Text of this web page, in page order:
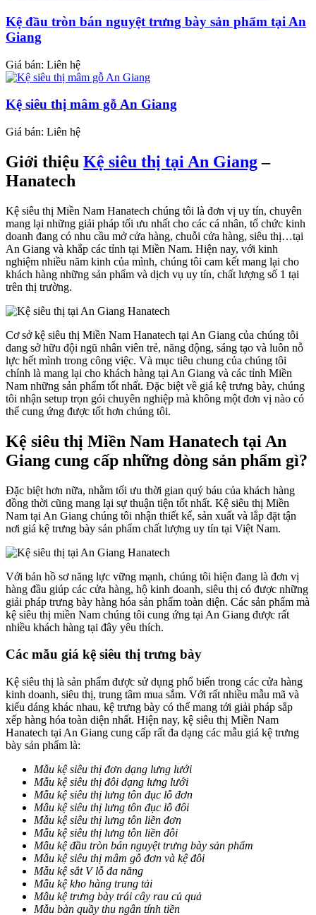
Kệ đầu tròn bán nguyệt trưng bày sản phẩm tại An
Giang
Giá bán: Liên hệ
Kệ siêu thị mâm gỗ An Giang
Giá bán: Liên hệ
Giới thiệu Kệ siêu thị tại An Giang–
Hanatech
Kệ siêu thị Miền Nam Hanatech chúng tôi là đơn vị uy tín, chuyên
mang lại những giải pháp tối ưu nhất cho các cá nhân, tổ chức kinh
doanh đang có nhu cầu mở cửa hàng, chuỗi cửa hàng, siêu thị…tại
An Giang và khắp các tỉnh tại Miền Nam. Hiện nay, với kinh
nghiệm nhiều năm kinh của mình, chúng tôi cam kết mang lại cho
khách hàng những sản phẩm và dịch vụ uy tín, chất lượng số 1 tại
trên thị trường.
Cơ sở kệ siêu thị Miền Nam Hanatech tại An Giang của chúng tôi
đang sở hữu đội ngũ nhân viên trẻ, năng động, sáng tạo và luôn nỗ
lực hết mình trong công việc. Và mục tiêu chung của chúng tôi
chính là mang lại cho khách hàng tại An Giang và các tỉnh Miền
Nam những sản phẩm tốt nhất. Đặc biệt về giá kệ trưng bày, chúng
tôi nhận setup trọn gói chuyên nghiệp mà không một đơn vị nào có
thể cung ứng được tốt hơn chúng tôi.
Kệ siêu thị Miền Nam Hanatech tại An
Giang cung cấp những dòng sản phẩm gì?
Đặc biệt hơn nữa, nhằm tối ưu thời gian quý báu của khách hàng
đồng thời cũng mang lại sự thuận tiện tốt nhất. Kệ siêu thị Miền
Nam tại An Giang chúng tôi nhận thiết kế, sản xuất và lắp đặt tận
nơi giá kệ trưng bày sản phẩm chất lượng uy tín tại Việt Nam.
Với bản hồ sơ năng lực vững mạnh, chúng tôi hiện đang là đơn vị
hàng đầu giúp các cửa hàng, hộ kinh doanh, siêu thị có được những
giải pháp trưng bày hàng hóa sản phẩm toàn diện. Các sản phẩm mà
kệ siêu thị miền Nam chúng tôi cung ứng tại An Giang được rất
nhiều khách hàng tại đây yêu thích.
Các mẫu giá kệ siêu thị trưng bày
Kệ siêu thị là sản phẩm được sử dụng phổ biến trong các cửa hàng
kinh doanh, siêu thị, trung tâm mua sắm. Với rất nhiều mẫu mã và
kiểu dáng khác nhau, kệ trưng bày có thể mang tới giải pháp sắp
xếp hàng hóa toàn diện nhất. Hiện nay, kệ siêu thị Miền Nam
Hanatech tại An Giang cung cấp rất đa dạng các mẫu giá kệ trưng
bày sản phẩm là:
Mẫu kệ siêu thị đơn dạng lưng lưới
Mẫu kệ siêu thị đôi dạng lưng lưới
Mẫu kệ siêu thị lưng tôn đục lỗ đơn
Mẫu kệ siêu thị lưng tôn đục lỗ đôi
Mẫu kệ siêu thị lưng tôn liền đơn
Mẫu kệ siêu thị lưng tôn liền đôi
Mẫu kệ đầu tròn bán nguyệt trưng bày sản phẩm
Mẫu kệ siêu thị mâm gỗ đơn và kệ đôi
Mẫu kệ sắt V lỗ đa năng
Mẫu kệ kho hàng trung tải
Mẫu kệ trưng bày trái cây rau củ quả
Mẫu bàn quầy thu ngân tính tiền